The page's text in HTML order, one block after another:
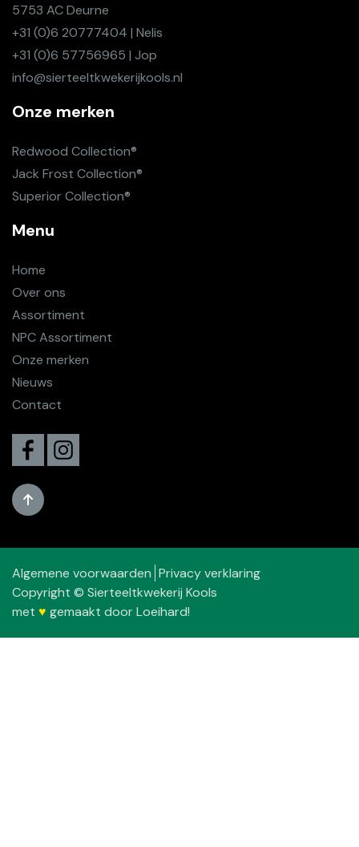
5753 AC Deurne
+31 (0)6 20777404 | Nelis
+31 (0)6 57756965 | Jop
info@sierteeltkwekerijkools.nl
Onze merken
Redwood Collection®
Jack Frost Collection®
Superior Collection®
Menu
Home
Over ons
Assortiment
NPC Assortiment
Onze merken
Nieuws
Contact
Algemene voorwaarden Privacy verklaring
Copyright © Sierteeltkwekerij Kools
met ♥ gemaakt doorLoeihard!